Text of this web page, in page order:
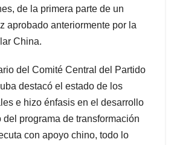
de la primera parte de un
aprobado anteriormente por la
China.
del Comité Central del Partido
destacó el estado de los
e hizo énfasis en el desarrollo
del programa de transformación
con apoyo chino, todo lo